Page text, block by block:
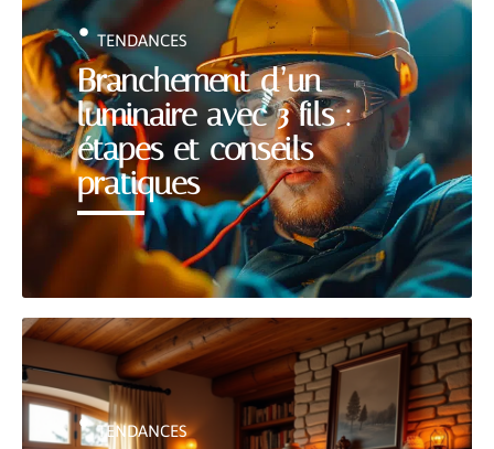
Branchement d’un
luminaire avec 3 fils :
étapes et conseils
pratiques
TENDANCES
TENDANCES